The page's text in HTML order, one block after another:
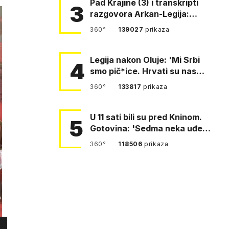
3
Pad Krajine (3) i transkripti
razgovora Arkan-Legija:
'Čujem, prelazite ustašam…
360° 139027prikaza
4 Legija nakon Oluje: 'Mi Srbi
smo pič*ice. Hrvati su nas
pomeli!'
360° 133817prikaza
5
U 11 sati bili su pred Kninom.
Gotovina: 'Sedma neka uđe,
4. gardijska neka g…
360° 118506prikaza